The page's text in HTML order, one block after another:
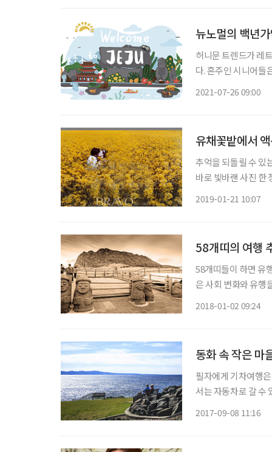
뉴노멀의 백년
허니문 트렌드가 레
다. 혼주인 시니어들
2021-07-26 09:00
유채꽃밭에서
추억을 되돌릴 수 있
바로 빛바랜 사진 한
2019-01-21 10:07
58개띠의 여행
58개띠들이 하면 유
은 사회 변화와 유행을 주도한, 지금으로 치면 ‘완판남’·‘완판녀’로 부를 수 있는 세대다. 그들
2018-01-02 09:24
동화 속 작은 마
필자에게 기차여행
서는 자동차로 갈 수
2017-09-08 11:16